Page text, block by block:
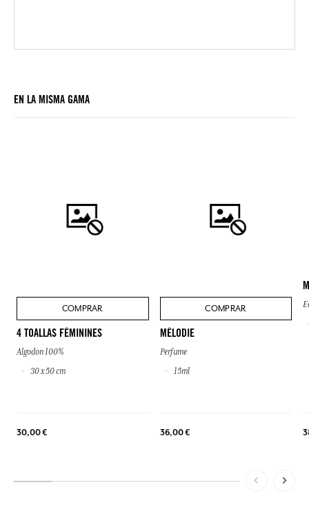
EN LA MISMA GAMA
COMPRAR
4 TOALLAS FÉMININES
Algodon 100%
30 x 50 cm
30,00 €
COMPRAR
MÉLODIE
Perfume
15ml
36,00 €